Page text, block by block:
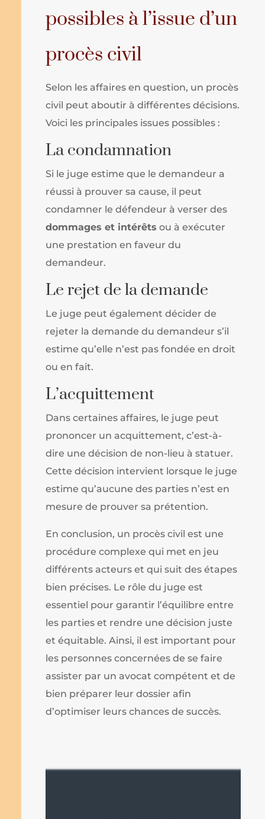
possibles à l’issue d’un
procès civil
Selon les affaires en question, un procès
civil peut aboutir à différentes décisions.
Voici les principales issues possibles :
La condamnation
Si le juge estime que le demandeur a
réussi à prouver sa cause, il peut
condamner le défendeur à verser des
dommages et intérêts ou à exécuter
une prestation en faveur du
demandeur.
Le rejet de la demande
Le juge peut également décider de
rejeter la demande du demandeur s’il
estime qu’elle n’est pas fondée en droit
ou en fait.
L’acquittement
Dans certaines affaires, le juge peut
prononcer un acquittement, c’est-à-
dire une décision de non-lieu à statuer.
Cette décision intervient lorsque le juge
estime qu’aucune des parties n’est en
mesure de prouver sa prétention.
En conclusion, un procès civil est une
procédure complexe qui met en jeu
différents acteurs et qui suit des étapes
bien précises. Le rôle du juge est
essentiel pour garantir l’équilibre entre
les parties et rendre une décision juste
et équitable. Ainsi, il est important pour
les personnes concernées de se faire
assister par un avocat compétent et de
bien préparer leur dossier afin
d’optimiser leurs chances de succès.